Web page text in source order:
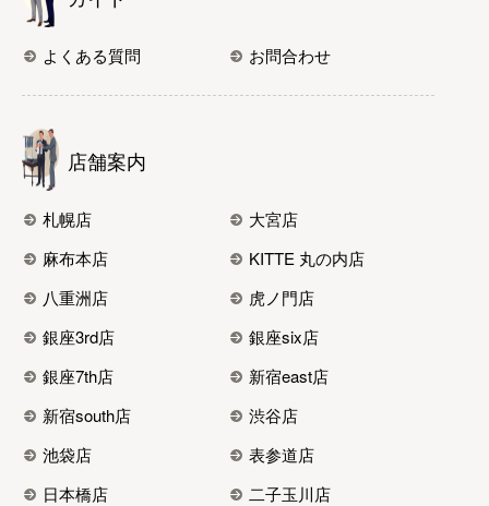
よくある質問 お問合わせ
店舗案内
札幌店
大宮店
麻布本店
KITTE 丸の内店
八重洲店
虎ノ門店
銀座3rd店
銀座six店
銀座7th店
新宿east店
新宿south店
渋谷店
池袋店
表参道店
日本橋店
二子玉川店